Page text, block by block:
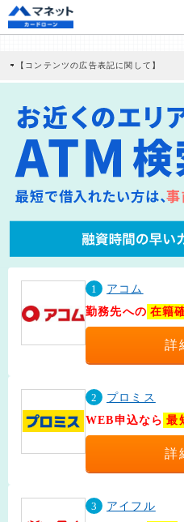
【コンテンツの広告表記に関して】
社に対して企業から紹介報酬が支払われ
商品を根拠なくPRするものではなく、当
どに基づき、公平性を担保した情報提供を
>提携企業一覧
1
アコム
勤務先への 在籍
詳
2
プロミス
WEB申込なら 最
詳
3
アイフル